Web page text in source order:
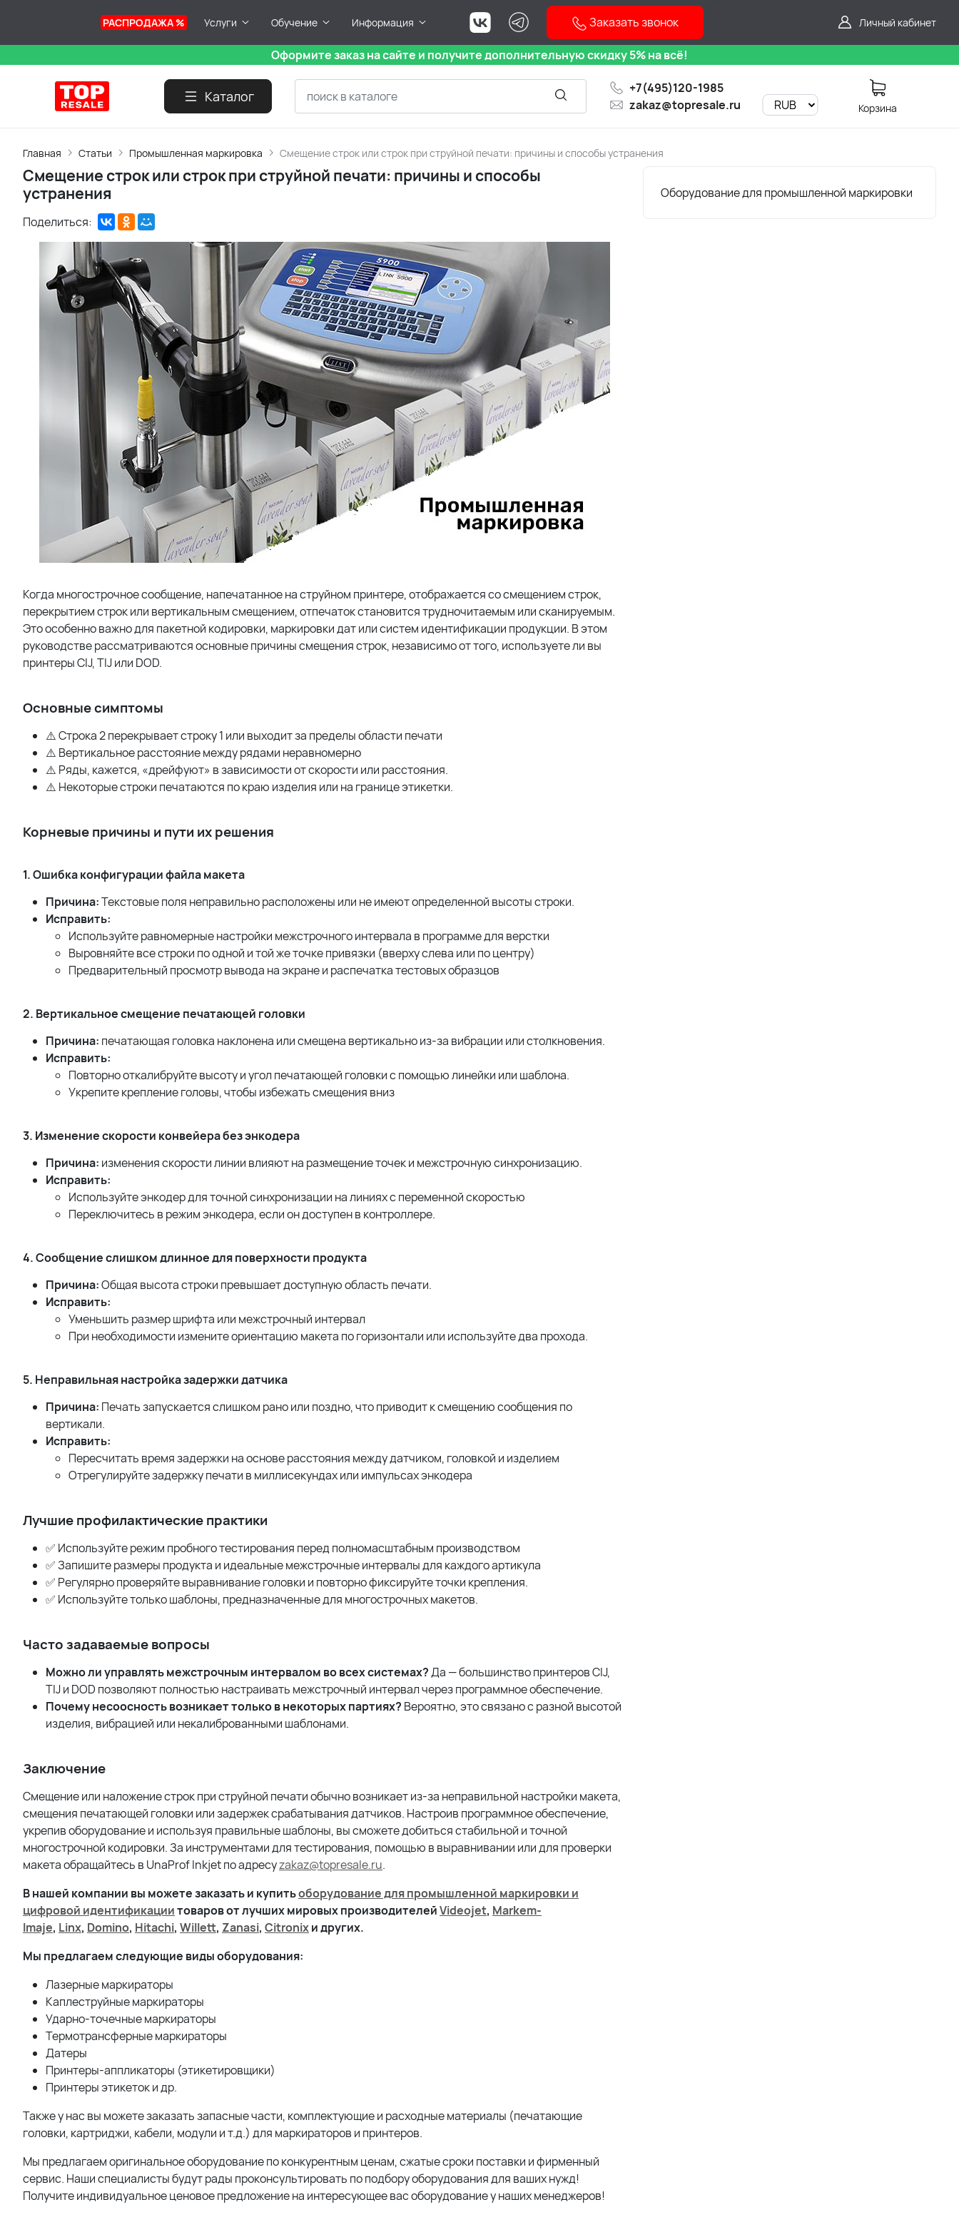
РАСПРОДАЖА % Услуги Обучение Информация Заказать звонок Личный кабинет
Оформите заказ на сайте и получите дополнительную скидку 5% на всё!
Каталог
+7(495)120-1985
zakaz@topresale.ru
Корзина
Главная Статьи Промышленная маркировка Смещение строк или строк при струйной печати: причины и способы устранения
Смещение строк или строк при струйной печати: причины и способы
устранения
Поделиться:
Когда многострочное сообщение, напечатанное на струйном принтере, отображается со смещением строк,
перекрытием строк или вертикальным смещением, отпечаток становится трудночитаемым или сканируемым.
Это особенно важно для пакетной кодировки, маркировки дат или систем идентификации продукции. В этом
руководстве рассматриваются основные причины смещения строк, независимо от того, используете ли вы
принтерыCIJ,TIJили DOD.
Основные симптомы
⚠️ Строка 2 перекрывает строку 1 или выходит за пределы области печати
⚠️ Вертикальное расстояние между рядами неравномерно
⚠️ Ряды, кажется, «дрейфуют» в зависимости от скорости или расстояния.
⚠️ Некоторые строки печатаются по краю изделия или на границе этикетки.
Корневые причины и пути их решения
1. Ошибка конфигурации файла макета
Причина:Текстовые поля неправильно расположены или не имеют определенной высоты строки.
Исправить:
Используйте равномерные настройки межстрочного интервала в программе для верстки
Выровняйте все строки по одной и той же точке привязки (вверху слева или по центру)
Предварительный просмотр вывода на экране и распечатка тестовых образцов
2. Вертикальное смещение печатающей головки
Причина: печатающая головка наклонена или смещена вертикально из-за вибрации или столкновения.
Исправить:
Повторно откалибруйте высоту и угол печатающей головки с помощью линейки или шаблона.
Укрепите крепление головы, чтобы избежать смещения вниз
3. Изменение скорости конвейера без энкодера
Причина: изменения скорости линии влияют на размещение точек и межстрочную синхронизацию.
Исправить:
Используйте энкодер для точной синхронизации на линиях с переменной скоростью
Переключитесь в режим энкодера, если он доступен в контроллере.
4. Сообщение слишком длинное для поверхности продукта
Причина:Общая высота строки превышает доступную область печати.
Исправить:
Уменьшить размер шрифта или межстрочный интервал
При необходимости измените ориентацию макета по горизонтали или используйте два прохода.
5. Неправильная настройка задержки датчика
Причина: Печать запускается слишком рано или поздно, что приводит к смещению сообщения по
вертикали.
Исправить:
Пересчитать время задержки на основе расстояния между датчиком, головкой и изделием
Отрегулируйте задержку печати в миллисекундах или импульсах энкодера
Лучшие профилактические практики
✅ Используйте режим пробного тестирования перед полномасштабным производством
✅ Запишите размеры продукта и идеальные межстрочные интервалы для каждого артикула
✅ Регулярно проверяйте выравнивание головки и повторно фиксируйте точки крепления.
✅ Используйте только шаблоны, предназначенные для многострочных макетов.
Часто задаваемые вопросы
Можно ли управлять межстрочным интервалом во всех системах?Да — большинство принтеровCIJ,
TIJи DOD позволяют полностью настраивать межстрочный интервал через программное обеспечение.
Почему несоосность возникает только в некоторых партиях? Вероятно, это связано с разной высотой
изделия, вибрацией или некалиброванными шаблонами.
Заключение
Смещение или наложение строк при струйной печати обычно возникает из-за неправильной настройки макета,
смещения печатающей головки или задержек срабатывания датчиков. Настроив программное обеспечение,
укрепив оборудование и используя правильные шаблоны, вы сможете добиться стабильной и точной
многострочной кодировки. За инструментами для тестирования, помощью в выравнивании или для проверки
макета обращайтесь в UnaProf Inkjet по адресуzakaz@topresale.ru.
В нашей компании вы можете заказать и купитьоборудование для промышленной маркировки и
цифровой идентификациитоваров от лучших мировых производителейVideojet, Markem-
Imaje, Linx, Domino, Hitachi, Willett, Zanasi, Citronixи других.
Мы предлагаем следующие виды оборудования:
Лазерные маркираторы
Каплеструйные маркираторы
Ударно-точечные маркираторы
Термотрансферные маркираторы
Датеры
Принтеры-аппликаторы (этикетировщики)
Принтеры этикеток и др.
Также у нас вы можете заказать запасные части, комплектующие и расходные материалы (печатающие
головки, картриджи, кабели, модули и т.д.) для маркираторов и принтеров.
Мы предлагаем оригинальное оборудование по конкурентным ценам, сжатые сроки поставки и фирменный
сервис. Наши специалисты будут рады проконсультировать по подбору оборудования для ваших нужд!
Получите индивидуальное ценовое предложение на интересующее вас оборудование у наших менеджеров!
Оборудование для промышленной маркировки